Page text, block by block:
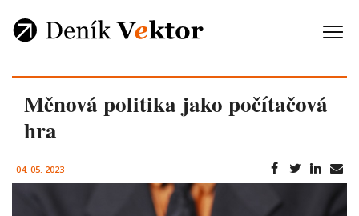
Měnová politika jako počítačová
hra
04. 05. 2023